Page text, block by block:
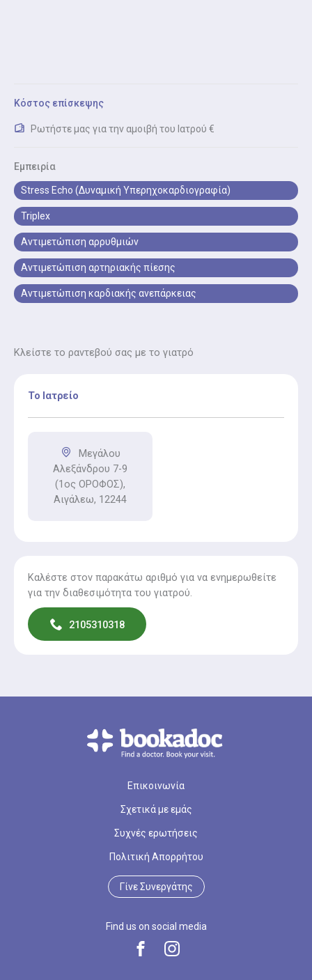
Κόστος επίσκεψης
Ρωτήστε μας για την αμοιβή του Ιατρού €
Εμπειρία
Stress Echo (Δυναμική Υπερηχοκαρδιογραφία)
Triplex
Αντιμετώπιση αρρυθμιών
Αντιμετώπιση αρτηριακής πίεσης
Αντιμετώπιση καρδιακής ανεπάρκειας
έλεγχος καρδιακής λειτουργίας κατά τη σωματική
Κλείστε το ραντεβού σας με το γιατρό
Το Ιατρείο
Μεγάλου
Αλεξάνδρου 7-9
(1ος ΟΡΟΦΟΣ),
Αιγάλεω, 12244
Καλέστε στον παρακάτω αριθμό για να ενημερωθείτε
για την διαθεσιμότητα του γιατρού.
2105310318
Επικοινωνία
Σχετικά με εμάς
Συχνές ερωτήσεις
Πολιτική Απορρήτου
Γίνε Συνεργάτης
Find us on social media